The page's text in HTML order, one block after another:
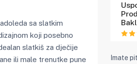
sa slatkim
koji posebno
slatkiš za dječije
ili male trenutke pune
Imate